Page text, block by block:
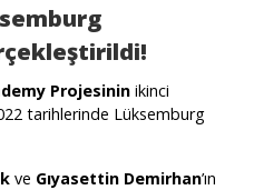
Projesinin ikinci
tarihlerinde Lüksemburg
ve Gıyasettin Demirhan’ın